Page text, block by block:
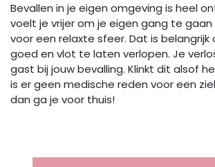
Bevallen in je eigen omgeving is heel
voelt je vrijer om je eigen gang te
voor een relaxte sfeer. Dat is belangrijk
goed en vlot te laten verlopen. Je
gast bij jouw bevalling. Klinkt dit alsof
is er geen medische reden voor een
dan ga je voor thuis!